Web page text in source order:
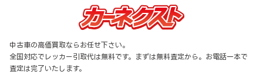
中古車の高価買取ならお任せ下さい。
全国対応でレッカー引取代は無料です。まずは無料査定から。お電話一本で
査定は完了いたします。